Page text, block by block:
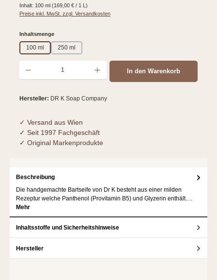
Inhalt: 100 ml (169,00 € / 1 L)
Preise inkl. MwSt. zzgl. Versandkosten
Inhaltsmengeauswählen
100 ml 250 ml
Produkt Anzahl: Gib den gewünschten Wert ein oder benutze die Schaltflächen um
In den Warenkorb
Hersteller: DR K Soap Company
✓ Versand aus Wien
✓ Seit 1997 Fachgeschäft
✓ Original Markenprodukte
Beschreibung
Die handgemachte Bartseife von Dr K besteht aus einer milden
Rezeptur welche Panthenol (Provitamin B5) und Glyzerin enthält.…
Mehr
Inhaltsstoffe und Sicherheitshinweise
Hersteller